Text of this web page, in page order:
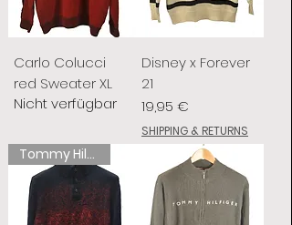
Carlo Colucci
red Sweater XL
Nicht verfügbar
Disney x Forever
21
Preis
19,95 €
SHIPPING & RETURNS
Tommy Hilfiger